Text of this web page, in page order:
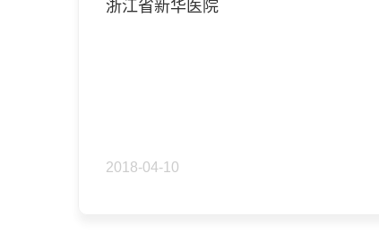
浙江省新华医院
2018-04-10